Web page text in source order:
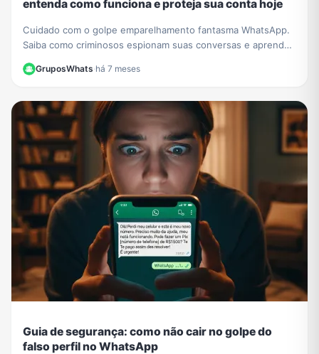
entenda como funciona e proteja sua conta hoje
Cuidado com o golpe emparelhamento fantasma WhatsApp.
Saiba como criminosos espionam suas conversas e aprenda
GruposWhats·há 7 meses
Guia de segurança: como não cair no golpe do
falso perfil no WhatsApp